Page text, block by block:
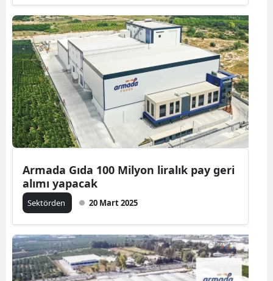
Armada Gıda 100 Milyon liralık pay geri
alımı yapacak
Sektörden 20 Mart 2025